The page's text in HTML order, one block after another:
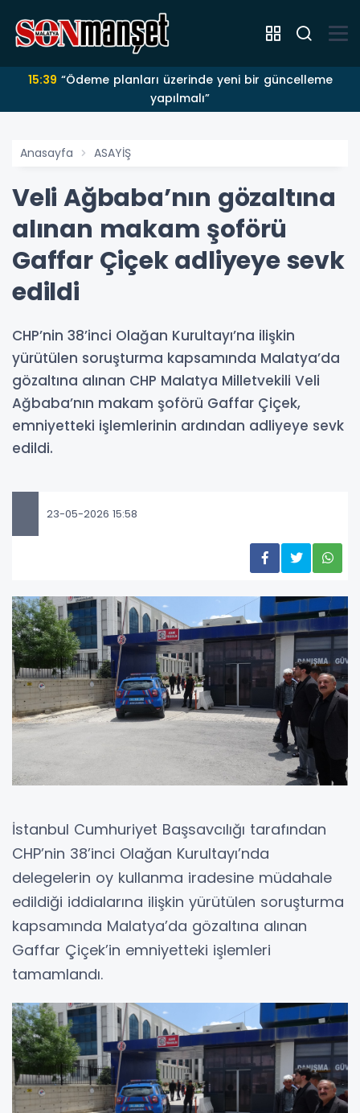
15:39
yapılmalı”
Anasayfa ASAYİŞ
Veli Ağbaba’nın gözaltına
alınan makam şoförü
Gaffar Çiçek adliyeye sevk
edildi
CHP’nin 38’inci Olağan Kurultayı’na ilişkin
yürütülen soruşturma kapsamında Malatya’da
gözaltına alınan CHP Malatya Milletvekili Veli
Ağbaba’nın makam şoförü Gaffar Çiçek,
emniyetteki işlemlerinin ardından adliyeye sevk
edildi.
23-05-2026 15:58
İstanbul Cumhuriyet Başsavcılığı tarafından
CHP’nin 38’inci Olağan Kurultayı’nda
delegelerin oy kullanma iradesine müdahale
edildiği iddialarına ilişkin yürütülen soruşturma
kapsamında Malatya’da gözaltına alınan
Gaffar Çiçek’in emniyetteki işlemleri
tamamlandı.